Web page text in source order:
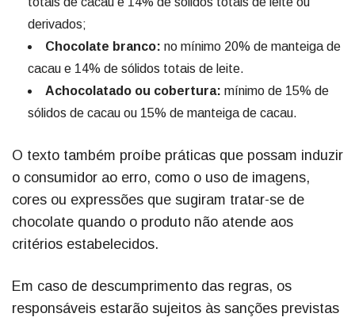
derivados;
Chocolate branco: no mínimo 20% de manteiga de
cacau e 14% de sólidos totais de leite.
Achocolatado ou cobertura: mínimo de 15% de
sólidos de cacau ou 15% de manteiga de cacau.
O texto também proíbe práticas que possam induzir
o consumidor ao erro, como o uso de imagens,
cores ou expressões que sugiram tratar-se de
chocolate quando o produto não atende aos
critérios estabelecidos.
Em caso de descumprimento das regras, os
responsáveis estarão sujeitos às sanções previstas